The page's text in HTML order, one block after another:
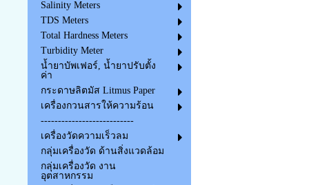
Salinity Meters
TDS Meters
Total Hardness Meters
Turbidity Meter
น้ำยาบัพเฟอร์, น้ำยาปรับตั้ง
ค่า
กระดาษลิตมัส Litmus Paper
เครื่องกวนสารให้ความร้อน
---------------------------
เครื่องวัดความเร็วลม
กลุ่มเครื่องวัด ด้านสิ่งแวดล้อม
กลุ่มเครื่องวัด งาน
อุตสาหกรรม